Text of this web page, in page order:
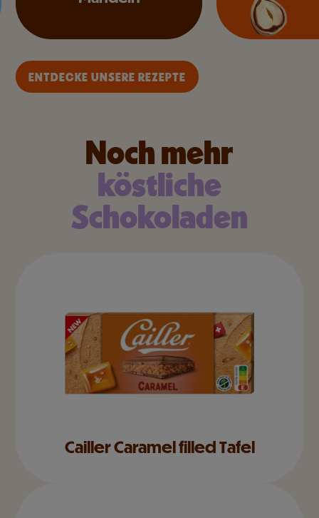
ENTDECKE UNSERE REZEPTE
Noch mehr
köstliche
Schokoladen
Cailler Caramel filled Tafel